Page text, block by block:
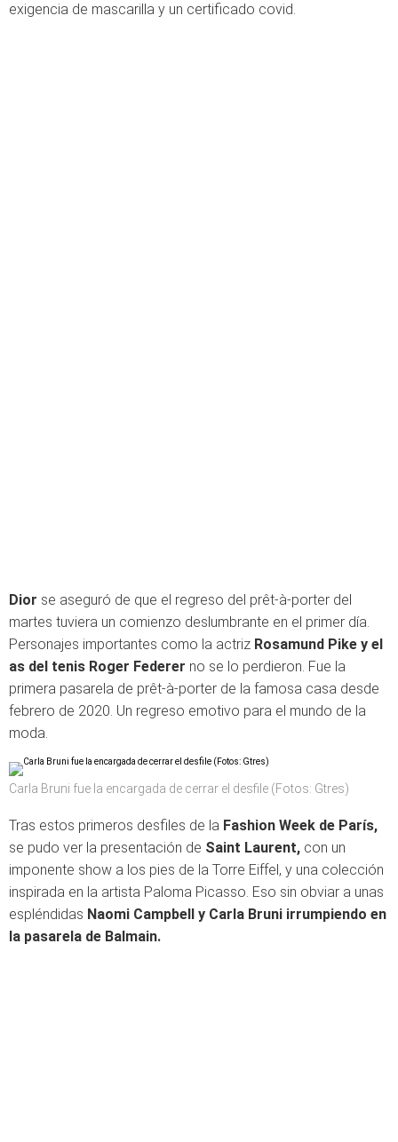
exigencia de mascarilla y un certificado covid.
Dior se aseguró de que el regreso del prêt-à-porter del
martes tuviera un comienzo deslumbrante en el primer día.
Personajes importantes como la actriz Rosamund Pike y el
as del tenis Roger Federer no se lo perdieron. Fue la
primera pasarela de prêt-à-porter de la famosa casa desde
febrero de 2020. Un regreso emotivo para el mundo de la
moda.
Carla Bruni fue la encargada de cerrar el desfile (Fotos: Gtres)
Tras estos primeros desfiles de la Fashion Week de París,
se pudo ver la presentación de Saint Laurent, con un
imponente show a los pies de la Torre Eiffel, y una colección
inspirada en la artista Paloma Picasso. Eso sin obviar a unas
espléndidas Naomi Campbell y Carla Bruni irrumpiendo en
la pasarela de Balmain.